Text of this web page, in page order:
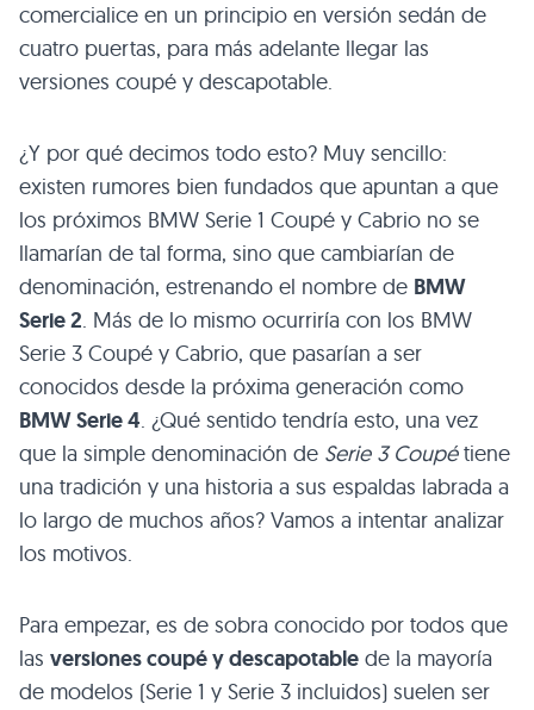
comercialice en un principio en versión sedán de
cuatro puertas, para más adelante llegar las
versiones coupé y descapotable.
¿Y por qué decimos todo esto? Muy sencillo:
existen rumores bien fundados que apuntan a que
los próximos BMW Serie 1 Coupé y Cabrio no se
llamarían de tal forma, sino que cambiarían de
denominación, estrenando el nombre de BMW
Serie 2. Más de lo mismo ocurriría con los BMW
Serie 3 Coupé y Cabrio, que pasarían a ser
conocidos desde la próxima generación como
BMWSerie 4. ¿Qué sentido tendría esto, una vez
que la simple denominación de Serie 3 Coupétiene
una tradición y una historia a sus espaldas labrada a
lo largo de muchos años? Vamos a intentar analizar
los motivos.
Para empezar, es de sobra conocido por todos que
las versiones coupé y descapotable de la mayoría
de modelos (Serie 1 y Serie 3 incluidos) suelen ser